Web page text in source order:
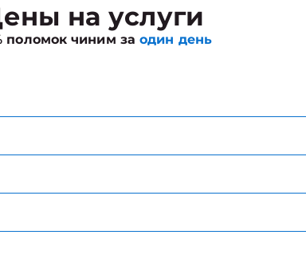
на услуги
поломок чиним заодин день